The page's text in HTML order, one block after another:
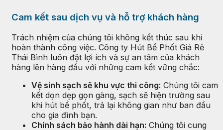
Cam kết sau dịch vụ và hỗ trợ khách hàng
Trách nhiệm của chúng tôi không kết thúc sau khi
hoàn thành công việc. Công ty Hút Bể Phốt Giá Rẻ
Thái Bình luôn đặt lợi ích và sự an tâm của khách
hàng lên hàng đầu với những cam kết vững chắc:
Vệ sinh sạch sẽ khu vực thi công: Chúng tôi cam
kết dọn dẹp gọn gàng, sạch sẽ hiện trường sau
khi hút bể phốt, trả lại không gian như ban đầu
cho gia đình bạn.
Chính sách bảo hành dài hạn: Chúng tôi cung